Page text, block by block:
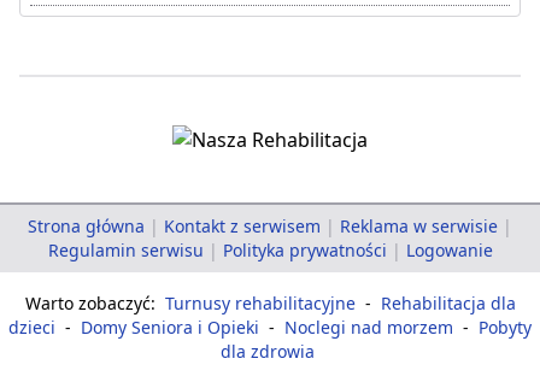
Strona główna | Kontakt z serwisem | Reklama w serwisie |
Regulamin serwisu | Polityka prywatności | Logowanie
Warto zobaczyć: Turnusy rehabilitacyjne - Rehabilitacja dla
dzieci - Domy Seniora i Opieki - Noclegi nad morzem - Pobyty
dla zdrowia